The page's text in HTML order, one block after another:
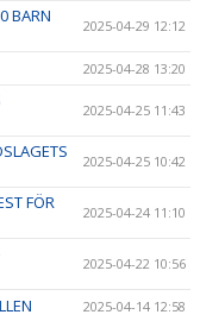
BARN
2025-04-29 12:12
2025-04-28 13:20
2025-04-25 11:43
2025-04-25 10:42
FÖR
2025-04-24 11:10
2025-04-22 10:56
2025-04-14 12:58